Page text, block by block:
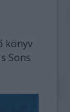
könyv
Sons